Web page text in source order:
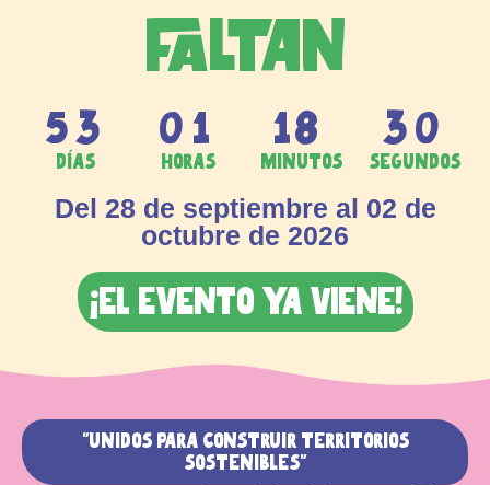
FALTAN
53
Días
01
Horas
18
Minutos
30
Segundos
Del 28 de septiembre al 02 de
octubre de 2026
¡El evento ya viene!
"Unidos para construir territorios
sostenibles"